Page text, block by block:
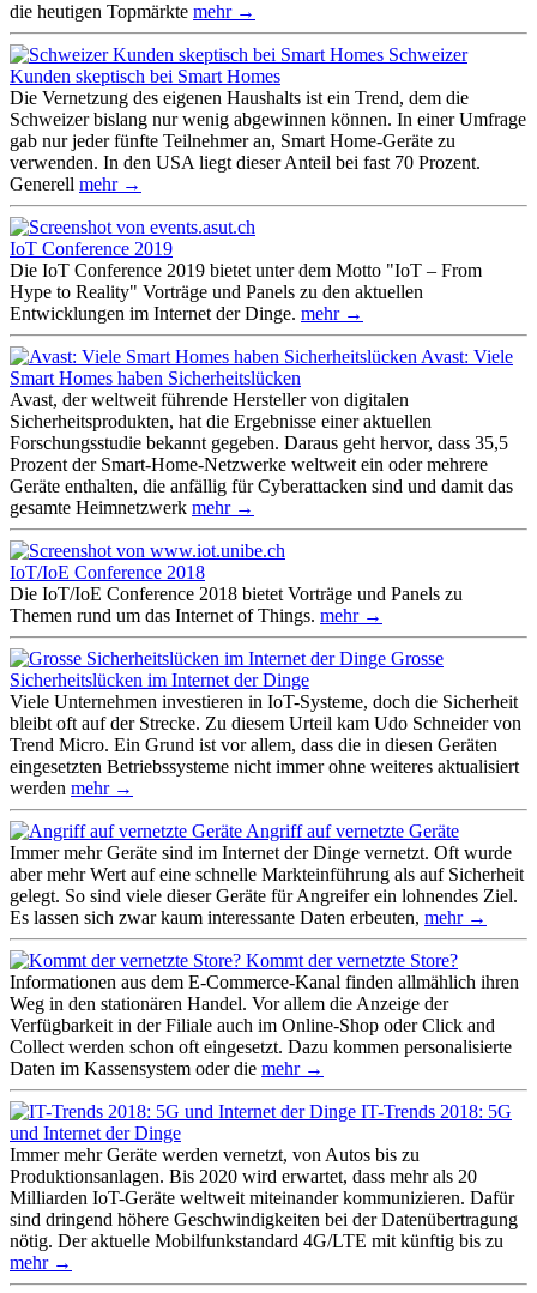
die heutigen Topmärkte mehr →
Schweizer
Kunden skeptisch bei Smart Homes
Die Vernetzung des eigenen Haushalts ist ein Trend, dem die
Schweizer bislang nur wenig abgewinnen können. In einer Umfrage
gab nur jeder fünfte Teilnehmer an, Smart Home-Geräte zu
verwenden. In den USA liegt dieser Anteil bei fast 70 Prozent.
Generell mehr →
IoT Conference 2019
Die IoT Conference 2019 bietet unter dem Motto "IoT – From
Hype to Reality" Vorträge und Panels zu den aktuellen
Entwicklungen im Internet der Dinge. mehr →
Avast: Viele
Smart Homes haben Sicherheitslücken
Avast, der weltweit führende Hersteller von digitalen
Sicherheitsprodukten, hat die Ergebnisse einer aktuellen
Forschungsstudie bekannt gegeben. Daraus geht hervor, dass 35,5
Prozent der Smart-Home-Netzwerke weltweit ein oder mehrere
Geräte enthalten, die anfällig für Cyberattacken sind und damit das
gesamte Heimnetzwerk mehr →
IoT/IoE Conference 2018
Die IoT/IoE Conference 2018 bietet Vorträge und Panels zu
Themen rund um das Internet of Things. mehr →
Grosse
Sicherheitslücken im Internet der Dinge
Viele Unternehmen investieren in IoT-Systeme, doch die Sicherheit
bleibt oft auf der Strecke. Zu diesem Urteil kam Udo Schneider von
Trend Micro. Ein Grund ist vor allem, dass die in diesen Geräten
eingesetzten Betriebssysteme nicht immer ohne weiteres aktualisiert
werden mehr →
Angriff auf vernetzte Geräte
Immer mehr Geräte sind im Internet der Dinge vernetzt. Oft wurde
aber mehr Wert auf eine schnelle Markteinführung als auf Sicherheit
gelegt. So sind viele dieser Geräte für Angreifer ein lohnendes Ziel.
Es lassen sich zwar kaum interessante Daten erbeuten, mehr →
Kommt der vernetzte Store?
Informationen aus dem E-Commerce-Kanal finden allmählich ihren
Weg in den stationären Handel. Vor allem die Anzeige der
Verfügbarkeit in der Filiale auch im Online-Shop oder Click and
Collect werden schon oft eingesetzt. Dazu kommen personalisierte
Daten im Kassensystem oder die mehr →
IT-Trends 2018: 5G
und Internet der Dinge
Immer mehr Geräte werden vernetzt, von Autos bis zu
Produktionsanlagen. Bis 2020 wird erwartet, dass mehr als 20
Milliarden IoT-Geräte weltweit miteinander kommunizieren. Dafür
sind dringend höhere Geschwindigkeiten bei der Datenübertragung
nötig. Der aktuelle Mobilfunkstandard 4G/LTE mit künftig bis zu
mehr →